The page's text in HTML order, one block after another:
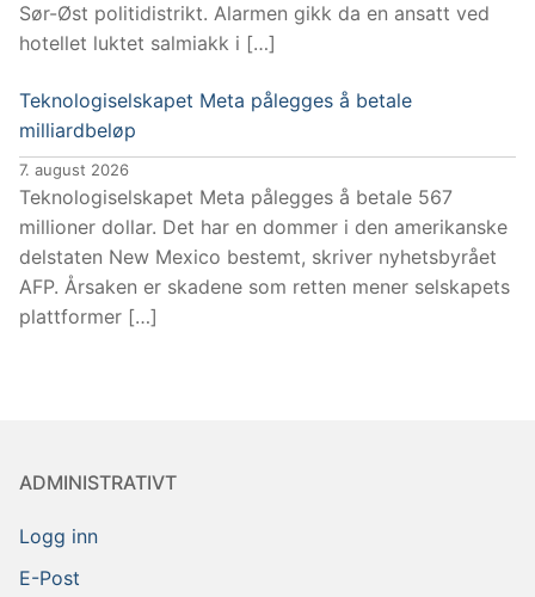
Sør-Øst politidistrikt. Alarmen gikk da en ansatt ved
hotellet luktet salmiakk i […]
Teknologiselskapet Meta pålegges å betale
milliardbeløp
7. august 2026
Teknologiselskapet Meta pålegges å betale 567
millioner dollar. Det har en dommer i den amerikanske
delstaten New Mexico bestemt, skriver nyhetsbyrået
AFP. Årsaken er skadene som retten mener selskapets
plattformer […]
ADMINISTRATIVT
Logg inn
E-Post